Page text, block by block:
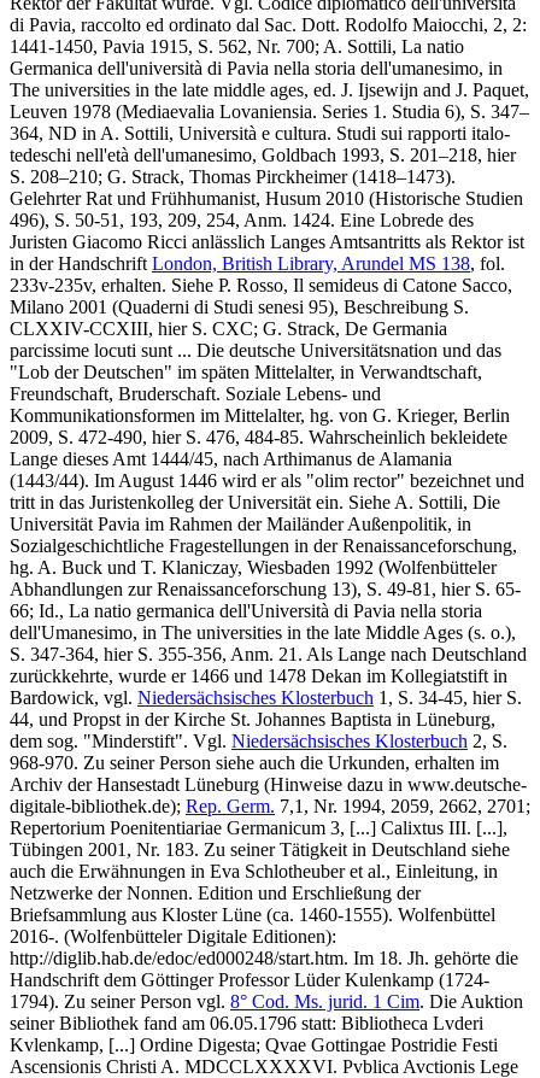
di Pavia, raccolto ed ordinato dal Sac. Dott. Rodolfo Maiocchi, 2, 2:
1441-1450, Pavia 1915, S. 562, Nr. 700; A. Sottili, La natio
Germanica dell'università di Pavia nella storia dell'umanesimo, in
The universities in the late middle ages, ed. J. Ijsewijn and J. Paquet,
Leuven 1978 (Mediaevalia Lovaniensia. Series 1. Studia 6), S. 347–
364, ND in A. Sottili, Università e cultura. Studi sui rapporti italo-
tedeschi nell'età dell'umanesimo, Goldbach 1993, S. 201–218, hier
S. 208–210; G. Strack, Thomas Pirckheimer (1418–1473).
Gelehrter Rat und Frühhumanist, Husum 2010 (Historische Studien
496), S. 50-51, 193, 209, 254, Anm. 1424. Eine Lobrede des
Juristen Giacomo Ricci anlässlich Langes Amtsantritts als Rektor ist
in der Handschrift London, British Library, Arundel MS 138, fol.
233v-235v, erhalten. Siehe P. Rosso, Il semideus di Catone Sacco,
Milano 2001 (Quaderni di Studi senesi 95), Beschreibung S.
CLXXIV-CCXIII, hier S. CXC; G. Strack, De Germania
parcissime locuti sunt ... Die deutsche Universitätsnation und das
"Lob der Deutschen" im späten Mittelalter, in Verwandtschaft,
Freundschaft, Bruderschaft. Soziale Lebens- und
Kommunikationsformen im Mittelalter, hg. von G. Krieger, Berlin
2009, S. 472-490, hier S. 476, 484-85. Wahrscheinlich bekleidete
Lange dieses Amt 1444/45, nach Arthimanus de Alamania
(1443/44). Im August 1446 wird er als "olim rector" bezeichnet und
tritt in das Juristenkolleg der Universität ein. Siehe A. Sottili, Die
Universität Pavia im Rahmen der Mailänder Außenpolitik, in
Sozialgeschichtliche Fragestellungen in der Renaissanceforschung,
hg. A. Buck und T. Klaniczay, Wiesbaden 1992 (Wolfenbütteler
Abhandlungen zur Renaissanceforschung 13), S. 49-81, hier S. 65-
66; Id., La natio germanica dell'Università di Pavia nella storia
dell'Umanesimo, in The universities in the late Middle Ages (s. o.),
S. 347-364, hier S. 355-356, Anm. 21. Als Lange nach Deutschland
zurückkehrte, wurde er 1466 und 1478 Dekan im Kollegiatstift in
Bardowick, vgl. Niedersächsisches Klosterbuch 1, S. 34-45, hier S.
44, und Propst in der Kirche St. Johannes Baptista in Lüneburg,
dem sog. "Minderstift". Vgl. Niedersächsisches Klosterbuch 2, S.
968-970. Zu seiner Person siehe auch die Urkunden, erhalten im
Archiv der Hansestadt Lüneburg (Hinweise dazu in www.deutsche-
digitale-bibliothek.de); Rep. Germ. 7,1, Nr. 1994, 2059, 2662, 2701;
Repertorium Poenitentiariae Germanicum 3, [...] Calixtus III. [...],
Tübingen 2001, Nr. 183. Zu seiner Tätigkeit in Deutschland siehe
auch die Erwähnungen in Eva Schlotheuber et al., Einleitung, in
Netzwerke der Nonnen. Edition und Erschließung der
Briefsammlung aus Kloster Lüne (ca. 1460-1555). Wolfenbüttel
2016-. (Wolfenbütteler Digitale Editionen):
http://diglib.hab.de/edoc/ed000248/start.htm. Im 18. Jh. gehörte die
Handschrift dem Göttinger Professor Lüder Kulenkamp (1724-
1794). Zu seiner Person vgl. 8° Cod. Ms. jurid. 1 Cim. Die Auktion
seiner Bibliothek fand am 06.05.1796 statt: Bibliotheca Lvderi
Kvlenkamp, [...] Ordine Digesta; Qvae Gottingae Postridie Festi
Ascensionis Christi A. MDCCLXXXXVI. Pvblica Avctionis Lege